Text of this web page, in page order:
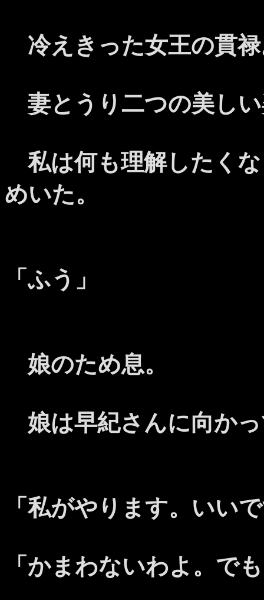
冷えきった女王の貫
妻とうり二つの美し
私は何も理解したく
めいた。
「ふう」
娘のため息。
娘は早紀さんに向か
「私がやります。いい
「かまわないわよ。で